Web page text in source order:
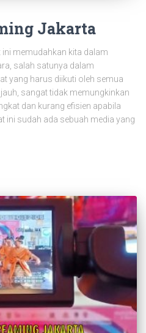
Jakarta
memudahkan kita dalam
salah satunya dalam
yang harus diikuti oleh semua
sangat tidak memungkinkan
dan kurang efisien apabila
ini sudah ada sebuah media yang